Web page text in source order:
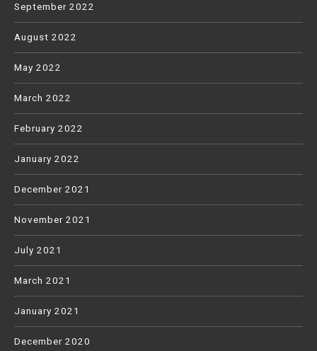
September 2022
August 2022
May 2022
March 2022
February 2022
January 2022
December 2021
November 2021
July 2021
March 2021
January 2021
December 2020